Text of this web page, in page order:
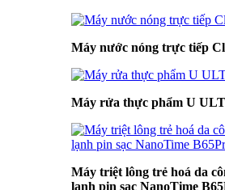
Máy nước nóng trực tiếp
Máy rửa thực phẩm U
Máy triệt lông trẻ hoá da
lạnh pin sạc NanoTime